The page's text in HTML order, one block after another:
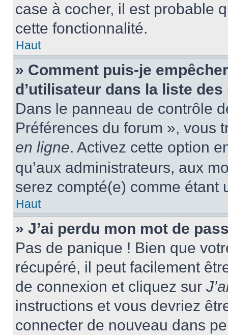
case à cocher, il est probable
cette fonctionnalité.
Haut
» Comment puis-je
d’utilisateur dans la liste
Dans le panneau de contrôle
Préférences du forum », vous
en ligne. Activez cette option
qu’aux administrateurs, aux
serez compté(e) comme étant
Haut
» J’ai perdu mon mot de
Pas de panique ! Bien que
récupéré, il peut facilement
de connexion et cliquez sur
instructions et vous devriez
connecter de nouveau dans